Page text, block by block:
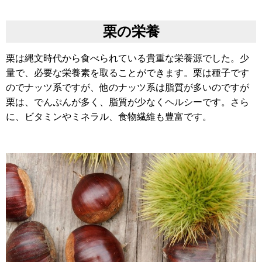
栗の栄養
栗は縄文時代から食べられている貴重な栄養源でした。 少
量で、必要な栄養素を取ることができます。 栗は種子です
のでナッツ系ですが、他のナッツ系は脂質が多いのですが
栗は、 でんぷんが多く、脂質が少なくヘルシーです。
さら
に、ビタミンやミネラル、食物繊維も豊富です。